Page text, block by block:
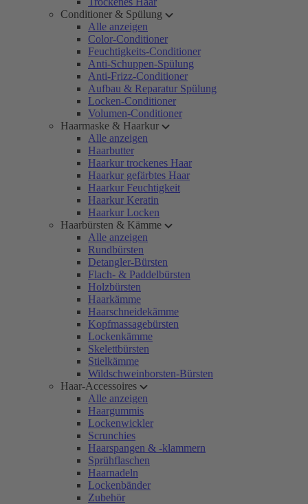
Conditioner & Spülung
Alle anzeigen
Color-Conditioner
Feuchtigkeits-Conditioner
Anti-Schuppen-Spülung
Anti-Frizz-Conditioner
Aufbau & Reparatur Spülung
Locken-Conditioner
Volumen-Conditioner
Haarmaske & Haarkur
Alle anzeigen
Haarbutter
Haarkur trockenes Haar
Haarkur gefärbtes Haar
Haarkur Feuchtigkeit
Haarkur Keratin
Haarkur Locken
Haarbürsten & Kämme
Alle anzeigen
Rundbürsten
Detangler-Bürsten
Flach- & Paddelbürsten
Holzbürsten
Haarkämme
Haarschneidekämme
Kopfmassagebürsten
Lockenkämme
Skelettbürsten
Stielkämme
Wildschweinborsten-Bürsten
Haar-Accessoires
Alle anzeigen
Haargummis
Lockenwickler
Scrunchies
Haarspangen & -klammern
Sprühflaschen
Haarnadeln
Lockenbänder
Zubehör